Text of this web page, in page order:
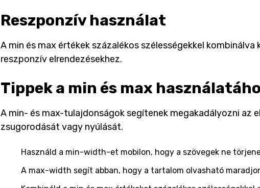
Reszponzív használat
A min és max értékek százalékos szélességekkel kombinálva
reszponzív elrendezésekhez.
Tippek a min és max
A min- és max-tulajdonságok segítenek megakadályozni az
zsugorodását vagy nyúlását.
Használd a min-width-et mobilon, hogy a szövegek ne
A max-width segít abban, hogy a tartalom olvasható